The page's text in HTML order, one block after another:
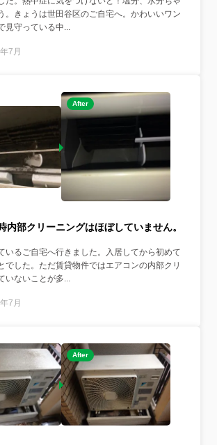
。きょうは世田谷区のご自宅へ。かわいいワン
見守っている中...
7月
After
内部クリーニングはほぼしていません。
いるご自宅へ行きました。入居してから初めて
でした。ただ賃貸物件ではエアコンの内部クリ
いないことが多...
7月
After